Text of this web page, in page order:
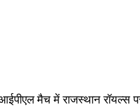
मैच में राजस्थान रॉयल्स